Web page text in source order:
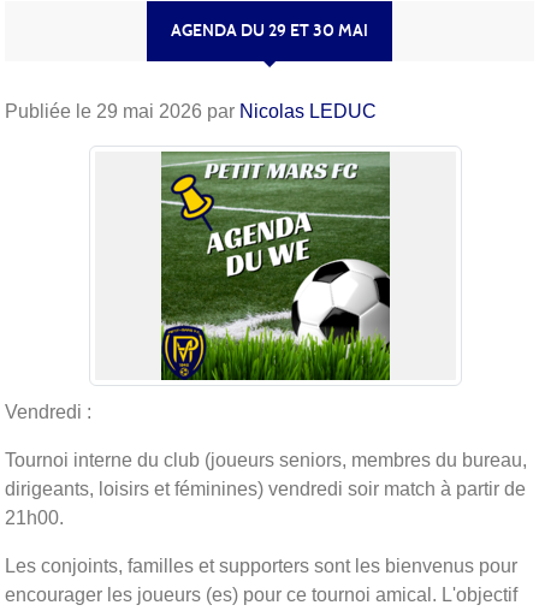
AGENDA DU 29 ET 30 MAI
Publiée le 29 mai 2026 par Nicolas LEDUC
Vendredi :
Tournoi interne du club (joueurs seniors, membres du bureau,
dirigeants, loisirs et féminines) vendredi soir match à partir de
21h00.
Les conjoints, familles et supporters sont les bienvenus pour
encourager les joueurs (es) pour ce tournoi amical. L'objectif